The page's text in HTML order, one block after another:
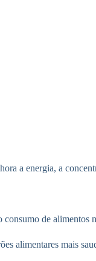
a energia, a
de alimentos
alimentares mais